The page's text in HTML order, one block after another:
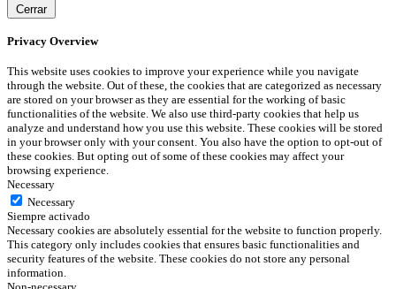
Cerrar
Privacy Overview
This website uses cookies to improve your experience while you navigate
through the website. Out of these, the cookies that are categorized as necessary
are stored on your browser as they are essential for the working of basic
functionalities of the website. We also use third-party cookies that help us
analyze and understand how you use this website. These cookies will be stored
in your browser only with your consent. You also have the option to opt-out of
these cookies. But opting out of some of these cookies may affect your
browsing experience.
Necessary
Necessary
Siempre activado
Necessary cookies are absolutely essential for the website to function properly.
This category only includes cookies that ensures basic functionalities and
security features of the website. These cookies do not store any personal
information.